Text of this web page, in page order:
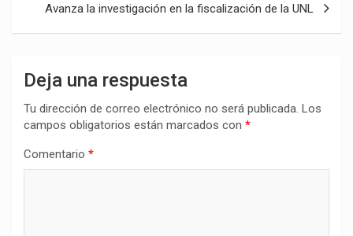
Avanza la investigación en la fiscalización de la UNL
Deja una respuesta
Tu dirección de correo electrónico no será publicada. Los
campos obligatorios están marcados con *
Comentario *